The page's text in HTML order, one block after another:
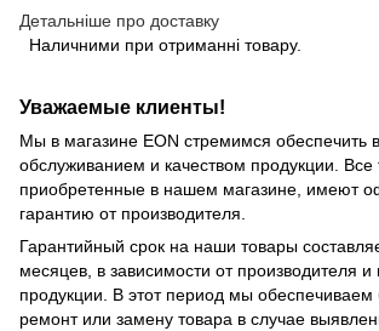
Детальніше про доставку
Наличними при отриманні товару.
Уважаемые клиенты!
Мы в магазине EON стремимся обеспечить
обслуживанием и качеством продукции. Все
приобретенные в нашем магазине, имеют
гарантию от производителя.
Гарантийный срок на наши товары
месяцев, в зависимости от производителя и
продукции. В этот период мы обеспечиваем
ремонт или замену товара в случае